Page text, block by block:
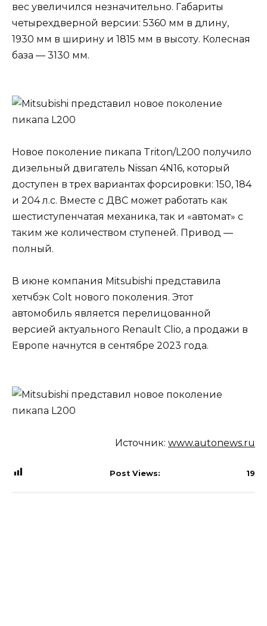
вес увеличился незначительно. Габариты
четырехдверной версии: 5360 мм в длину,
1930 мм в ширину и 1815 мм в высоту. Колесная
база — 3130 мм.
Новое поколение пикапа Triton/L200 получило
дизельный двигатель Nissan 4N16, который
доступен в трех вариантах форсировки: 150, 184
и 204 л.с. Вместе с ДВС может работать как
шестиступенчатая механика, так и «автомат» с
таким же количеством ступеней. Привод —
полный.
В июне компания Mitsubishi представила
хетчбэк Colt нового поколения. Этот
автомобиль является перелицованной
версией актуального Renault Clio, а продажи в
Европе начнутся в сентябре 2023 года.
Источник: www.autonews.ru
Post Views: 19